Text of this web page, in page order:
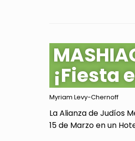
¡Fiesta
Myriam Levy-Chernoff
La Alianza de Judíos
15 de Marzo en un